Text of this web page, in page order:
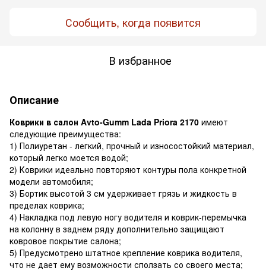
Сообщить, когда появится
В избранное
Описание
Коврики в салон Avto-Gumm Lada Priora 2170 имеют
следующие преимущества:
1) Полиуретан - легкий, прочный и износостойкий материал,
который легко моется водой;
2) Коврики идеально повторяют контуры пола конкретной
модели автомобиля;
3) Бортик высотой 3 см удерживает грязь и жидкость в
пределах коврика;
4) Накладка под левую ногу водителя и коврик-перемычка
на колонну в заднем ряду дополнительно защищают
ковровое покрытие салона;
5) Предусмотрено штатное крепление коврика водителя,
что не дает ему возможности сползать со своего места;